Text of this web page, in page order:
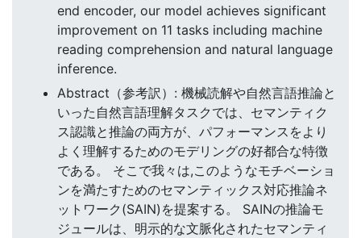
end encoder, our model achieves significant
improvement on 11 tasks including machine
reading comprehension and natural language
inference.
Abstract（参考訳）: 機械読解や自然言語推論と
いった自然言語理解タスクでは、セマンティク
ス認識と推論の両方が、パフォーマンスをより
よく理解するためのモデリングの好都合な特徴
である。 そこで我々は,このようなモチベーショ
ンを満たすためのセマンティックス対応推論ネ
ットワーク(SAIN)を提案する。 SAINの推論モ
ジュールは、明示的な文脈化されたセマンティ